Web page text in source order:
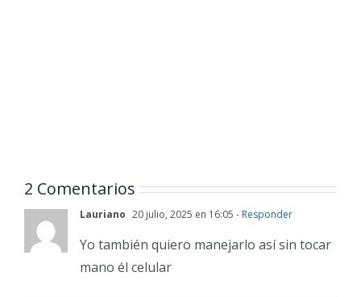
2 Comentarios
Lauriano 20 julio, 2025 en 16:05 - Responder
Yo también quiero manejarlo así sin tocar
mano él celular